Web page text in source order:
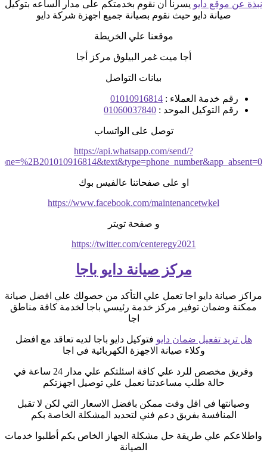
نبذة عن موقع دايو يسرنا ان نقوم بخدمتكم على مدار الساعه بتوكيل
صيانة دايو حيث نقوم بصيانة جميع اجهزة شركة دايو
موقعنا علي الخريطة
أجا ميت غمر البيلوق مركز أجا
بيانات التواصل
رقم خدمة العملاء : 01010916814
رقم التوكيل الموحد : 01060037840
توصل على الواتساب
https://api.whatsapp.com/send/?
او على صفحاتنا عالفيس بوك
https://www.facebook.com/maintenancetwkel
و صفحة تويتر
https://twitter.com/centeregy2021
مركز صيانة دايو باجا
مراكز صيانة دايو اجا تعمل علي التأكد من حصولك علي افضل صيانة
ممكنة وضمان توفير مركز خدمة رئيسي باجا لخدمة كافة مناطق
اجا
هل تريد تفعيل ضمان دايو فتوكيل دايو باجا لديه تعاقد مع افضل
وكلاء صيانة الاجهزة الكهربائية في اجا
وفريق مخصص للرد علي كافة اسئلتكم علي مدار 24 ساعة في
حالة طلب مساعدتنا نعمل علي توصيل اجهزتكم
وصيانتها في اقل وقت ممكن بافضل الاسعار التي لكن لا تقبل
المنافسة بفريق دعم فني لتحديد المشكلة الخاصة بكم
واطلاعكم علي طريقة حل مشكلة الجهاز الخاص بكم أطلبوا خدمات
الصيانة